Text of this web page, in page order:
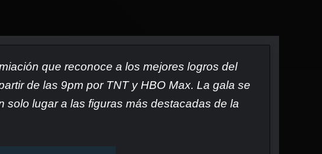
que reconoce a los mejores logros del
de las 9pm por TNT y HBO Max. La gala se
lugar a las figuras más destacadas de la